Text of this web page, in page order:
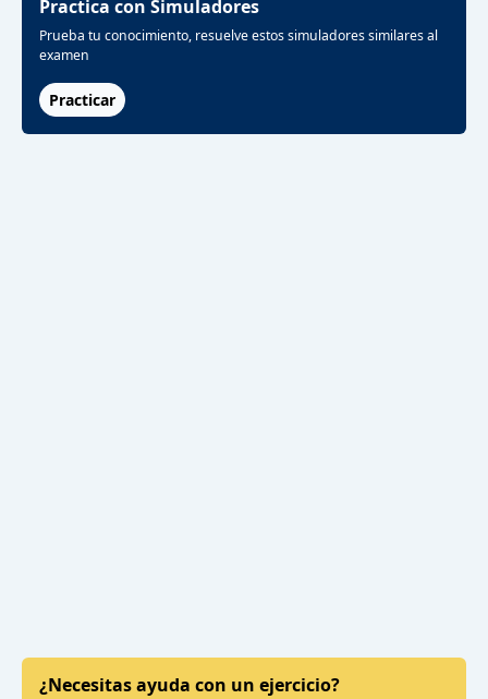
Practica con Simuladores
Prueba tu conocimiento, resuelve estos simuladores similares al
examen
Practicar
¿Necesitas ayuda con un ejercicio?